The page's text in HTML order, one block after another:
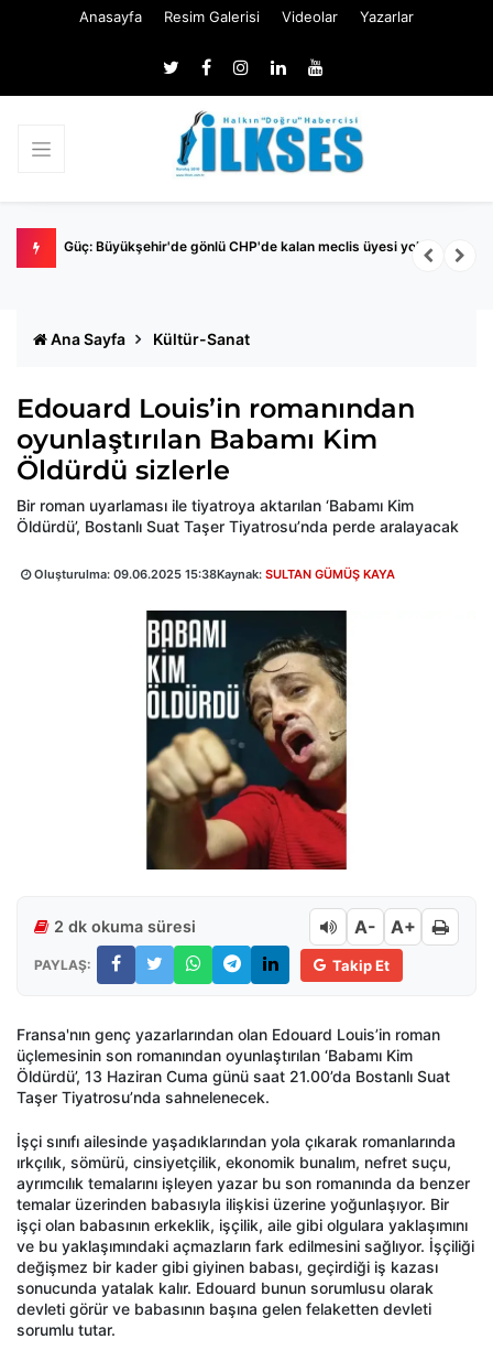
Anasayfa Resim Galerisi Videolar Yazarlar
Güç: Büyükşehir'de gönlü CHP'de kalan meclis üyesi yok
Ana Sayfa Kültür-Sanat
Edouard Louis’in romanından
oyunlaştırılan Babamı Kim
Öldürdü sizlerle
Bir roman uyarlaması ile tiyatroya aktarılan ‘Babamı Kim
Öldürdü’, Bostanlı Suat Taşer Tiyatrosu’nda perde aralayacak
Oluşturulma: 09.06.2025 15:38Kaynak: SULTAN GÜMÜŞ KAYA
2 dk okuma süresi A- A+
PAYLAŞ: Takip Et
Fransa'nın genç yazarlarından olan Edouard Louis’in roman
üçlemesinin son romanından oyunlaştırılan ‘Babamı Kim
Öldürdü’, 13 Haziran Cuma günü saat 21.00’da Bostanlı Suat
Taşer Tiyatrosu’nda sahnelenecek.
İşçi sınıfı ailesinde yaşadıklarından yola çıkarak romanlarında
ırkçılık, sömürü, cinsiyetçilik, ekonomik bunalım, nefret suçu,
ayrımcılık temalarını işleyen yazar bu son romanında da benzer
temalar üzerinden babasıyla ilişkisi üzerine yoğunlaşıyor. Bir
işçi olan babasının erkeklik, işçilik, aile gibi olgulara yaklaşımını
ve bu yaklaşımındaki açmazların fark edilmesini sağlıyor. İşçiliği
değişmez bir kader gibi giyinen babası, geçirdiği iş kazası
sonucunda yatalak kalır. Edouard bunun sorumlusu olarak
devleti görür ve babasının başına gelen felaketten devleti
sorumlu tutar.